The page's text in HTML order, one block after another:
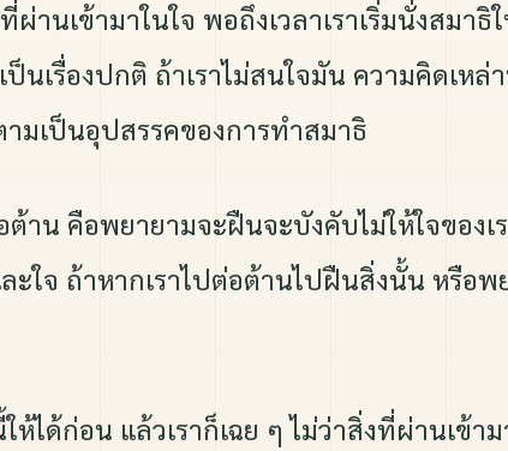
านเข้ามาในใจ พอถึงเวลาเราเริ่มนั่งสมา
นเรื่องปกติ ถ้าเราไม่สนใจมัน ความคิดเห
มเป็นอุปสรรคของการทำสมาธิ
ต้าน คือพยายามจะฝืนจะบังคับไม่ให้ใจของเ
ะใจ ถ้าหากเราไปต่อต้านไปฝืนสิ่งนั้น หรือ
ได้ก่อน แล้วเราก็เฉย ๆ ไม่ว่าสิ่งที่ผ่านเข้าม